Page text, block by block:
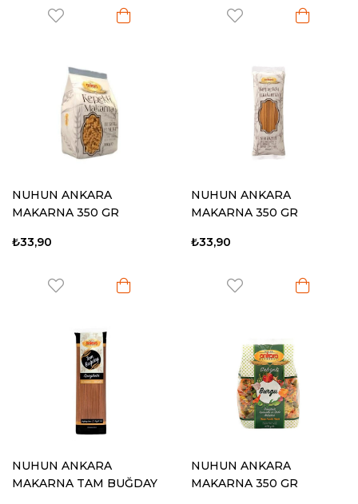
NUHUN ANKARA
MAKARNA 350 GR
₺33,90
NUHUN ANKARA
MAKARNA 350 GR
₺33,90
NUHUN ANKARA
MAKARNA TAM BUĞDAY
NUHUN ANKARA
MAKARNA 350 GR